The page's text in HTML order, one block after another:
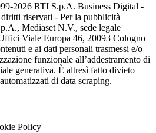
2026 RTI S.p.A. Business Digital -
riservati - Per la pubblicità
Mediaset N.V., sede legale
Viale Europa 46, 20093 Cologno
e ai dati personali trasmessi e/o
funzionale all’addestramento di
generativa. È altresì fatto divieto
di data scraping.
Policy